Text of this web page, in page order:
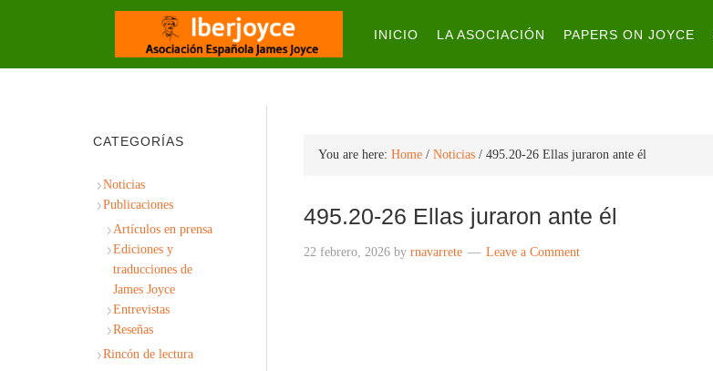
INICIO LA ASOCIACIÓN PAPERS ON JOYCE
You are here: Home / Noticias / 495.20-26 Ellas juraron ante él
495.20-26 Ellas juraron ante él
22 febrero, 2026 by rnavarrete Leave a Comment
CATEGORÍAS
Noticias
Publicaciones
Artículos en prensa
Ediciones y
traducciones de
James Joyce
Entrevistas
Reseñas
Rincón de lectura